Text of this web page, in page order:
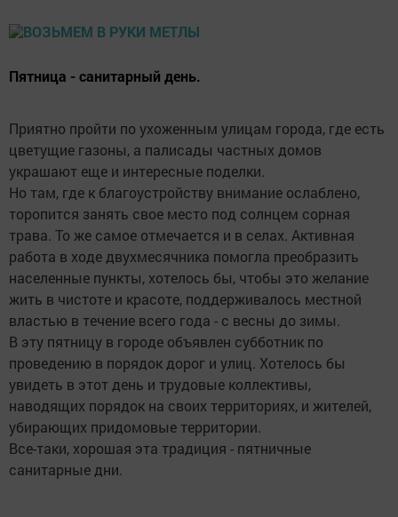
Пятница - санитарный день.
Приятно пройти по ухоженным улицам города, где есть
цветущие газоны, а палисады частных домов
украшают еще и интересные поделки.
Но там, где к благоустройству внимание ослаблено,
торопится занять свое место под солнцем сорная
трава. То же самое отмечается и в селах. Активная
работа в ходе двухмесячника помогла преобразить
населенные пункты, хотелось бы, чтобы это желание
жить в чистоте и красоте, поддерживалось местной
властью в течение всего года - с весны до зимы.
В эту пятницу в городе объявлен субботник по
проведению в порядок дорог и улиц. Хотелось бы
увидеть в этот день и трудовые коллективы,
наводящих порядок на своих территориях, и жителей,
убирающих придомовые территории.
Все-таки, хорошая эта традиция - пятничные
санитарные дни.